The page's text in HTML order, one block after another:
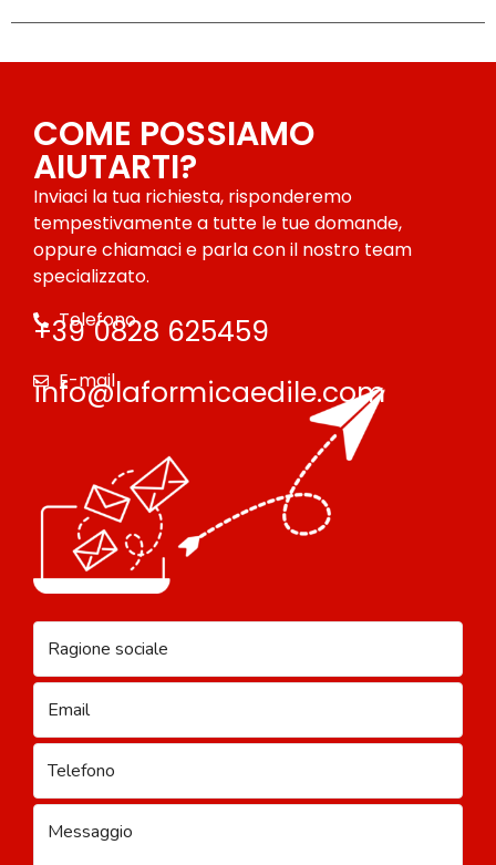
COME POSSIAMO
AIUTARTI?
Inviaci la tua richiesta, risponderemo
tempestivamente a tutte le tue domande,
oppure chiamaci e parla con il nostro team
specializzato.
Telefono
+39 0828 625459
E-mail
info@laformicaedile.com